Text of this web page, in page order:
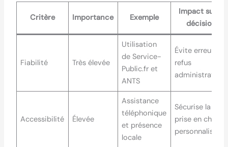
Critère Importance Exemple
Impact sur la
décision
Fiabilité Très élevée
Utilisation
de Service-
Public.fr et
ANTS
Évite erreurs ou
refus
administratifs
Accessibilité Élevée
Assistance
téléphonique
et présence
locale
Sécurise la
prise en charge
personnalisée